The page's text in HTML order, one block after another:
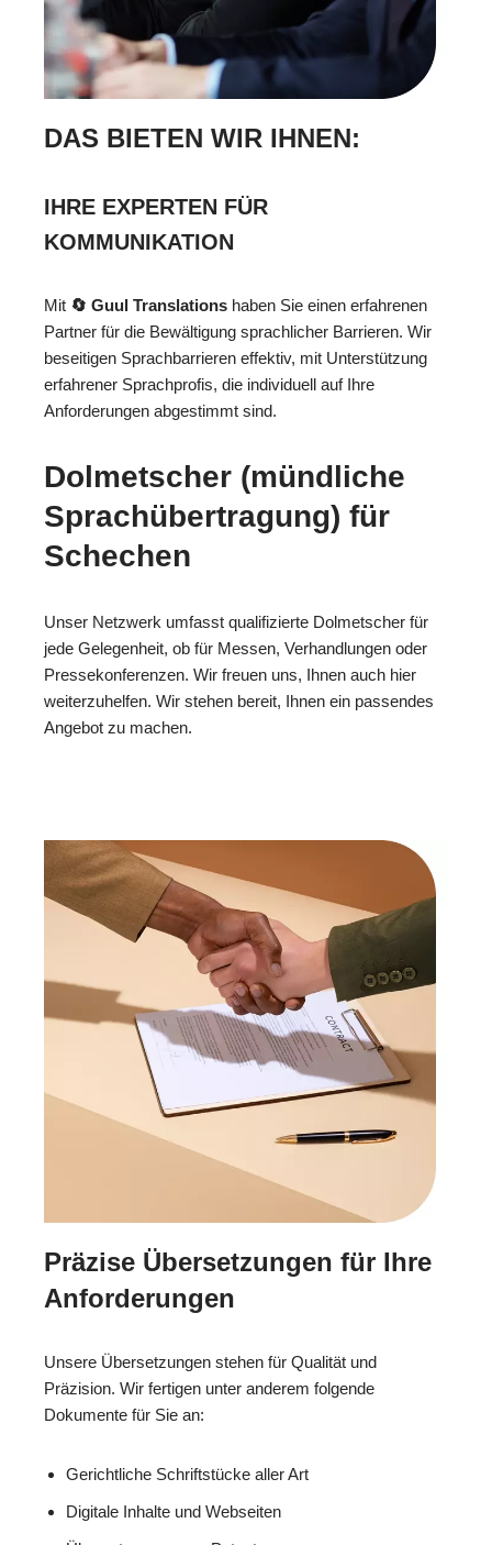
DAS BIETEN WIR IHNEN:
IHRE EXPERTEN FÜR
KOMMUNIKATION
Mit 🔄 Guul Translations haben Sie einen erfahrenen
Partner für die Bewältigung sprachlicher Barrieren. Wir
beseitigen Sprachbarrieren effektiv, mit Unterstützung
erfahrener Sprachprofis, die individuell auf Ihre
Anforderungen abgestimmt sind.
Dolmetscher (mündliche
Sprachübertragung) für
Schechen
Unser Netzwerk umfasst qualifizierte Dolmetscher für
jede Gelegenheit, ob für Messen, Verhandlungen oder
Pressekonferenzen. Wir freuen uns, Ihnen auch hier
weiterzuhelfen. Wir stehen bereit, Ihnen ein passendes
Angebot zu machen.
Präzise Übersetzungen für Ihre
Anforderungen
Unsere Übersetzungen stehen für Qualität und
Präzision. Wir fertigen unter anderem folgende
Dokumente für Sie an:
Gerichtliche Schriftstücke aller Art
Digitale Inhalte und Webseiten